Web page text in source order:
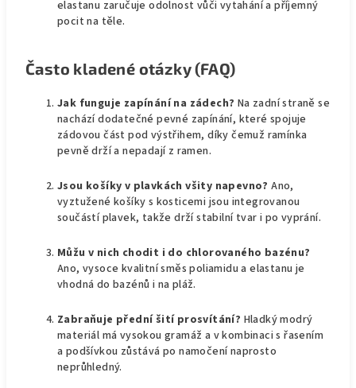
elastanu zaručuje odolnost vůči vytahání a příjemný
pocit na těle.
Často kladené otázky (FAQ)
Jak funguje zapínání na zádech? Na zadní straně se
nachází dodatečné pevné zapínání, které spojuje
zádovou část pod výstřihem, díky čemuž ramínka
pevně drží a nepadají z ramen.
Jsou košíky v plavkách všity napevno?Ano,
vyztužené košíky s kosticemi jsou integrovanou
součástí plavek, takže drží stabilní tvar i po vyprání.
Můžu v nich chodit i do chlorovaného bazénu?
Ano, vysoce kvalitní směs poliamidu a elastanu je
vhodná do bazénů i na pláž.
Zabraňuje přední šití prosvítání? Hladký modrý
materiál má vysokou gramáž a v kombinaci s řasením
a podšívkou zůstává po namočení naprosto
neprůhledný.